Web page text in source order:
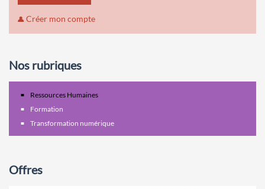
Créer mon compte
Nos rubriques
Ressources Humaines
Formation
Transformation numérique
Offres